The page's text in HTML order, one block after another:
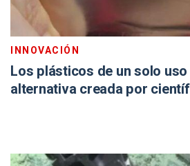
INNOVACIÓN
Los plásticos de un solo uso
alternativa creada por